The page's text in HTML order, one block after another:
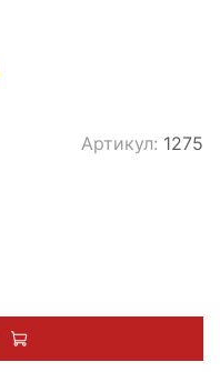
Артикул: 1275